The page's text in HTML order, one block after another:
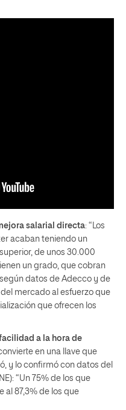
salarial directa: “Los
acaban teniendo un
de unos 30.000
un grado, que cobran
datos de Adecco y de
mercado al esfuerzo que
que ofrecen los
a la hora de
en una llave que
y lo confirmó con datos del
“Un 75% de los que
al 87,3% de los que